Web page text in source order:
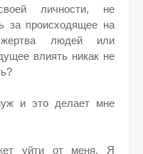
личности, не
за происходящее на
людей или
влиять никак не
и это делает мне
уйти от меня. Я